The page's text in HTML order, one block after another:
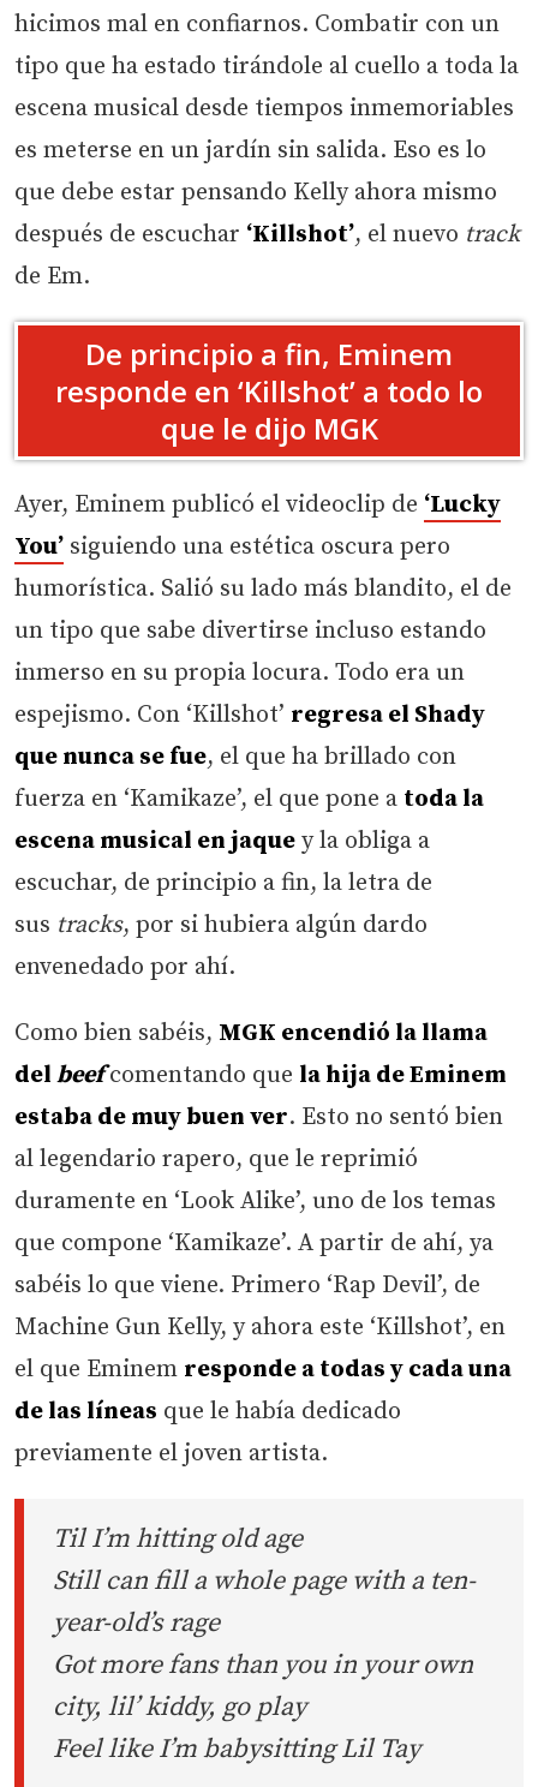
hicimos mal en confiarnos. Combatir con un
tipo que ha estado tirándole al cuello a toda la
escena musical desde tiempos inmemoriables
es meterse en un jardín sin salida. Eso es lo
que debe estar pensando Kelly ahora mismo
después de escuchar ‘Killshot’, el nuevo track
de Em.
De principio a fin, Eminem
responde en ‘Killshot’ a todo lo
que le dijo MGK
Ayer, Eminem publicó el videoclip de ‘Lucky
You’ siguiendo una estética oscura pero
humorística. Salió su lado más blandito, el de
un tipo que sabe divertirse incluso estando
inmerso en su propia locura. Todo era un
espejismo. Con ‘Killshot’ regresa el Shady
que nunca se fue, el que ha brillado con
fuerza en ‘Kamikaze’, el que pone a toda la
escena musical en jaque y la obliga a
escuchar, de principio a fin, la letra de
sus tracks, por si hubiera algún dardo
envenedado por ahí.
Como bien sabéis, MGK encendió la llama
del beef comentando que la hija de Eminem
estaba de muy buen ver. Esto no sentó bien
al legendario rapero, que le reprimió
duramente en ‘Look Alike’, uno de los temas
que compone ‘Kamikaze’. A partir de ahí, ya
sabéis lo que viene. Primero ‘Rap Devil’, de
Machine Gun Kelly, y ahora este ‘Killshot’, en
el que Eminem responde a todas y cada una
de las líneas que le había dedicado
previamente el joven artista.
Til I’m hitting old age
Still can fill a whole page with a ten-
year-old’s rage
Got more fans than you in your own
city, lil’ kiddy, go play
Feel like I’m babysitting Lil Tay